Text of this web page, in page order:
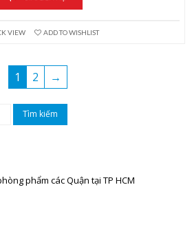
VIEW ADD TO WISHLIST
1 2 →
phẩm các Quận tại TP HCM